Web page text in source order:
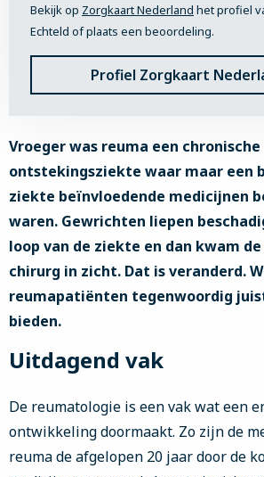
Bekijk op Zorgkaart Nederland het profiel
Echteld of plaats een beoordeling.
Profiel Zorgkaart
Vroeger was reuma een chronische
ontstekingsziekte waar maar een
ziekte beïnvloedende medicijnen
waren. Gewrichten liepen
loop van de ziekte en dan kwam
chirurg in zicht. Dat is veranderd.
reumapatiënten tegenwoordig
bieden.
Uitdagend vak
De reumatologie is een vak wat een
ontwikkeling doormaakt. Zo zijn de
reuma de afgelopen 20 jaar door de